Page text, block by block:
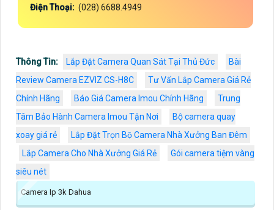
Điện Thoại: (028) 6688.4949
Thông Tin: Lắp Đặt Camera Quan Sát Tại Thủ Đức
Bài
Review Camera EZVIZ CS-H8C
Tư Vấn Lắp Camera Giá Rẻ
Chính Hãng
Báo Giá Camera Imou Chính Hãng
Trung
Tâm Bảo Hành Camera Imou Tận Nơi
Bộ camera quay
xoay giá rẻ
Lắp Đặt Trọn Bộ Camera Nhà Xưởng Ban Đêm
Lắp Camera Cho Nhà Xưởng Giá Rẻ
Gói camera tiệm vàng
siêu nét
Camera Ip 3k Dahua